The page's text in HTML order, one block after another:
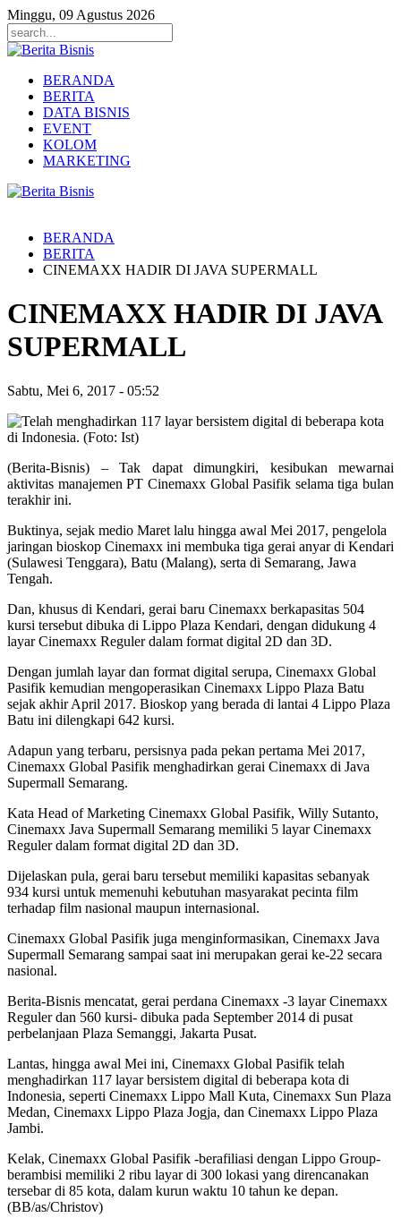
Minggu, 09 Agustus 2026
BERANDA
BERITA
DATA BISNIS
EVENT
KOLOM
MARKETING
BERANDA
BERITA
CINEMAXX HADIR DI JAVA SUPERMALL
CINEMAXX HADIR DI JAVA
SUPERMALL
Sabtu, Mei 6, 2017 - 05:52
(Berita-Bisnis) – Tak dapat dimungkiri, kesibukan mewarnai
aktivitas manajemen PT Cinemaxx Global Pasifik selama tiga bulan
terakhir ini.
Buktinya, sejak medio Maret lalu hingga awal Mei 2017, pengelola
jaringan bioskop Cinemaxx ini membuka tiga gerai anyar di Kendari
(Sulawesi Tenggara), Batu (Malang), serta di Semarang, Jawa
Tengah.
Dan, khusus di Kendari, gerai baru Cinemaxx berkapasitas 504
kursi tersebut dibuka di Lippo Plaza Kendari, dengan didukung 4
layar Cinemaxx Reguler dalam format digital 2D dan 3D.
Dengan jumlah layar dan format digital serupa, Cinemaxx Global
Pasifik kemudian mengoperasikan Cinemaxx Lippo Plaza Batu
sejak akhir April 2017. Bioskop yang berada di lantai 4 Lippo Plaza
Batu ini dilengkapi 642 kursi.
Adapun yang terbaru, persisnya pada pekan pertama Mei 2017,
Cinemaxx Global Pasifik menghadirkan gerai Cinemaxx di Java
Supermall Semarang.
Kata Head of Marketing Cinemaxx Global Pasifik, Willy Sutanto,
Cinemaxx Java Supermall Semarang memiliki 5 layar Cinemaxx
Reguler dalam format digital 2D dan 3D.
Dijelaskan pula, gerai baru tersebut memiliki kapasitas sebanyak
934 kursi untuk memenuhi kebutuhan masyarakat pecinta film
terhadap film nasional maupun internasional.
Cinemaxx Global Pasifik juga menginformasikan, Cinemaxx Java
Supermall Semarang sampai saat ini merupakan gerai ke-22 secara
nasional.
Berita-Bisnis mencatat, gerai perdana Cinemaxx -3 layar Cinemaxx
Reguler dan 560 kursi- dibuka pada September 2014 di pusat
perbelanjaan Plaza Semanggi, Jakarta Pusat.
Lantas, hingga awal Mei ini, Cinemaxx Global Pasifik telah
menghadirkan 117 layar bersistem digital di beberapa kota di
Indonesia, seperti Cinemaxx Lippo Mall Kuta, Cinemaxx Sun Plaza
Medan, Cinemaxx Lippo Plaza Jogja, dan Cinemaxx Lippo Plaza
Jambi.
Kelak, Cinemaxx Global Pasifik -berafiliasi dengan Lippo Group-
berambisi memiliki 2 ribu layar di 300 lokasi yang direncanakan
tersebar di 85 kota, dalam kurun waktu 10 tahun ke depan.
(BB/as/Christov)